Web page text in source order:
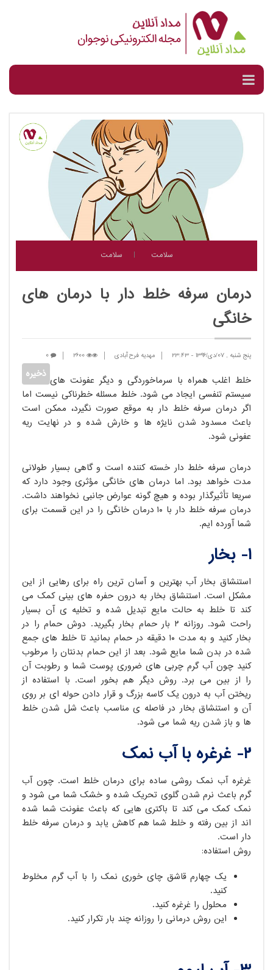
سلامت سلامت
درمان سرفه خلط دار با درمان های
خانگی
پنج شنبه , 07/دی/1396 -
23:43 مهدیه فرح آبادی 2600
خلط اغلب همراه با سرماخوردگی و دیگر عفونت های
سیستم تنفسی ایجاد می شود. خلط مسئله خطرناکی نیست اما
اگر درمان سرفه خلط دار به موقع صورت نگیرد، ممکن است
باعث مسدود شدن نایژه ها و خارش شده و در نهایت ریه
عفونی شود.
درمان سرفه خلط دار خسته کننده است و گاهی بسیار طولانی
مدت خواهد بود. اما درمان های خانگی مؤثری وجود دارد که
سریعاً تأثیرگذار بوده و هیچ گونه عوارض جانبی نخواهند داشت.
درمان سرفه خلط دار با ۱۰ درمان خانگی را در این قسمت برای
شما آورده ایم.
۱- بخار
استنشاق بخار آب بهترین و آسان ترین راه برای رهایی از این
مشکل است. استنشاق بخار به درون حفره های بینی کمک می
کند تا خلط به حالت مایع تبدیل شده و تخلیه ی آن بسیار
راحت شود. روزانه ۲ بار حمام بخار بگیرید. دوش حمام را در
بخار کنید و به مدت ۱۰ دقیقه در حمام بمانید تا خلط های جمع
شده در بدن شما مایع شود. بعد از این حمام بدنتان را مرطوب
کنید چون آب گرم چربی های ضروری پوست شما و رطوبت آن
را از بین می برد. روش دیگر هم بخور است. با استفاده از
ریختن آب به درون یک کاسه بزرگ و قرار دادن حوله ای بر روی
آن و استنشاق بخار در فاصله ی مناسب باعث شل شدن خلط
ها و باز شدن ریه شما می شود.
۲- غرغره با آب نمک
غرغره آب نمک روشی ساده برای درمان خلط است. چون آب
گرم باعث نرم شدن گلوی تحریک شده و خشک شما می شود و
نمک کمک می کند تا باکتری هایی که باعث عفونت شما شده
اند از بین رفته و خلط شما هم کاهش یابد و درمان سرفه خلط
دار است.
روش استفاده:
یک چهارم قاشق چای خوری نمک را با آب گرم مخلوط
کنید.
محلول را غرغره کنید.
این روش درمانی را روزانه چند بار تکرار کنید.